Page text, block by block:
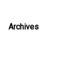
Archives